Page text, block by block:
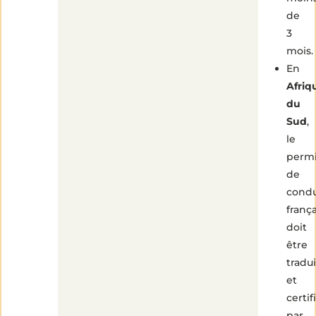
de
3
mois.
En
du
Sud,
le
de
doit
être
et